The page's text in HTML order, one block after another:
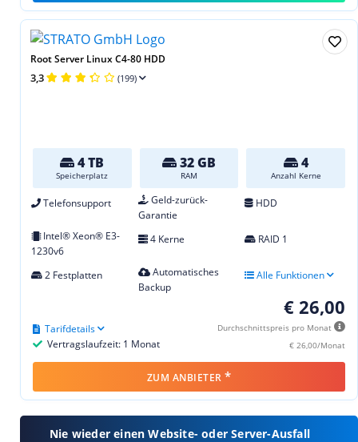
Root Server Linux C4-80 HDD
3,3 (199)
4 TB
Speicherplatz
32 GB
RAM
4
Anzahl Kerne
Telefonsupport
Geld-zurück-
Garantie
HDD
Intel® Xeon® E3-
1230v6
4 Kerne RAID 1
2 Festplatten
Automatisches
Backup
Alle Funktionen
€ 26,00
Durchschnittspreis pro Monat
€ 26,00/Monat
Vertragslaufzeit: 1 Monat
Tarifdetails
ZUM ANBIETER *
Nie wieder einen Website- oder Server-Ausfall